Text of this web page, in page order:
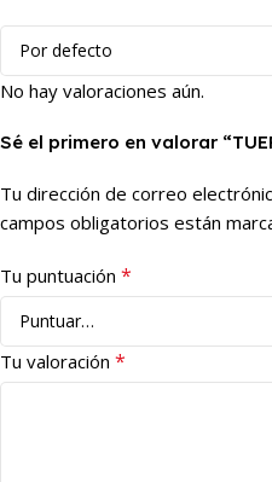
No hay valoraciones aún.
Sé el primero en valorar
Tu dirección de correo
campos obligatorios están
Tu puntuación *
Tu valoración *